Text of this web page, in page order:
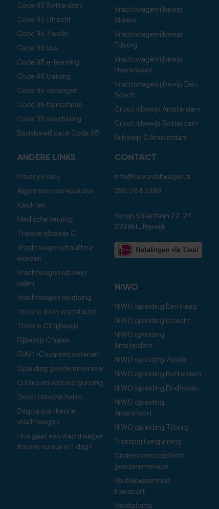
Code 95 Rotterdam
Code 95 Utrecht
Code 95 Zwolle
Code 95 bus
Code 95 e-learning
Code 95 training
Code 95 verlengen
Code 95 thuisstudie
Code 95 nascholing
Basiskwalificatie Code 95
Vrachtwagenrijbewijs
Almere
Vrachtwagenrijbewijs
Tilburg
Vrachtwagenrijbewijs
Heerenveen
Vrachtwagenrijbewijs Den
Bosch
Groot rijbewijs Amsterdam
Groot rijbewijs Rotterdam
Rijbewijs C Amsterdam
ANDERE LINKS
Privacy Policy
Algemene voorwaarden
Klachten
Medische keuring
Theorie rijbewijs C
Vrachtwagen chauffeur
worden
Vrachtwagen rijbewijs
halen
Vrachtwagen opleiding
Theorie leren vrachtauto
Theorie C1 rijbewijs
Rijbewijs C halen
RVM1-C examen oefenen
Opleiding goederenvervoer
Cursus vervoersvergunning
Groot rijbewijs halen
Dagcursus theorie
vrachtwagen
Hoe gaat een vrachtwagen
theorie cursus in 1 dag?
CONTACT
Info@nuvrachtwagen.nl
085 064 5389
Verrijn Stuartlaan 22-24
2288EL, Rijswijk
NIWO
NIWO opleiding Den Haag
NIWO opleiding Utrecht
NIWO opleiding
Amsterdam
NIWO opleiding Zwolle
NIWO opleiding Rotterdam
NIWO opleiding Eindhoven
NIWO opleiding
Amersfoort
NIWO opleiding Tilburg
Transportvergunning
Ondernemersdiploma
goederenvervoer
Vakbekwaamheid
transport
Vakdiploma